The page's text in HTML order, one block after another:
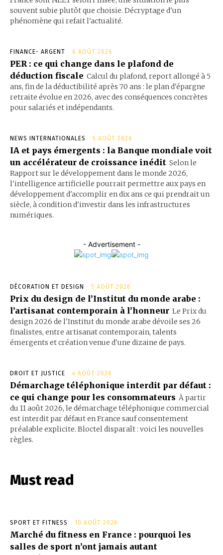
souvent subie plutôt que choisie. Décryptage d'un
phénomène qui refait l'actualité.
FINANCE- ARGENT 6 AOÛT 2026
PER : ce qui change dans le plafond de
déduction fiscale Calcul du plafond, report allongé à 5
ans, fin de la déductibilité après 70 ans : le plan d'épargne
retraite évolue en 2026, avec des conséquences concrètes
pour salariés et indépendants.
NEWS INTERNATIONALES 5 AOÛT 2026
IA et pays émergents : la Banque mondiale voit
un accélérateur de croissance inédit Selon le
Rapport sur le développement dans le monde 2026,
l'intelligence artificielle pourrait permettre aux pays en
développement d'accomplir en dix ans ce qui prendrait un
siècle, à condition d'investir dans les infrastructures
numériques.
- Advertisement -
DÉCORATION ET DESIGN 5 AOÛT 2026
Prix du design de l’Institut du monde arabe :
l’artisanat contemporain à l’honneur Le Prix du
design 2026 de l'Institut du monde arabe dévoile ses 26
finalistes, entre artisanat contemporain, talents
émergents et création venue d'une dizaine de pays.
DROIT ET JUSTICE 4 AOÛT 2026
Démarchage téléphonique interdit par défaut :
ce qui change pour les consommateurs À partir
du 11 août 2026, le démarchage téléphonique commercial
est interdit par défaut en France sauf consentement
préalable explicite. Bloctel disparaît : voici les nouvelles
règles.
Must read
SPORT ET FITNESS 10 AOÛT 2026
Marché du fitness en France : pourquoi les
salles de sport n’ont jamais autant